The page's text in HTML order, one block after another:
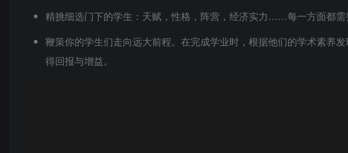
精挑细选门下的学生：天赋，性格，阵营，经济实力……每一方面都需
鞭策你的学生们走向远大前程。在完成学业时，根据他们的学术素
得回报与增益。